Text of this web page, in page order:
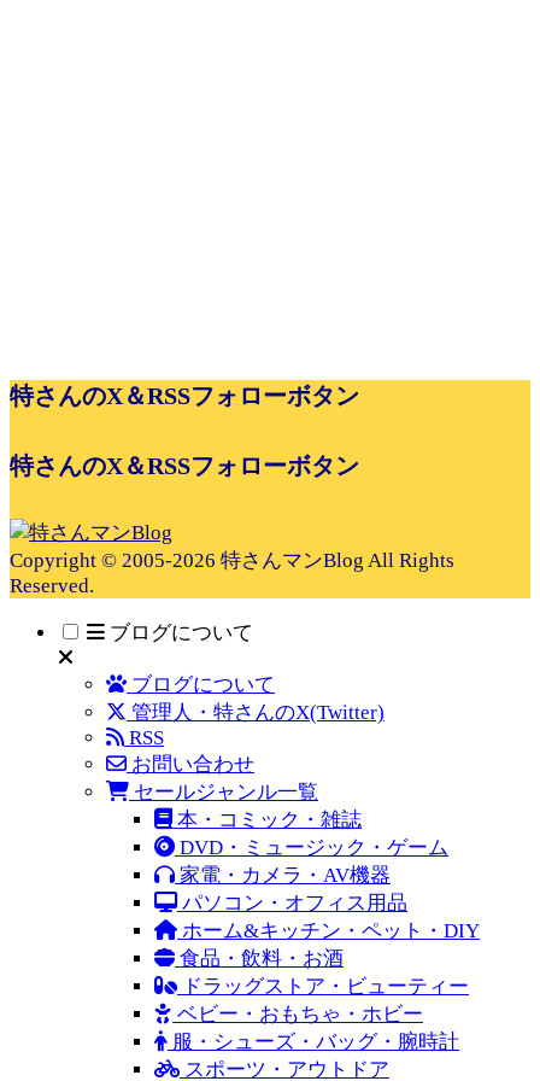
特さんのX＆RSSフォローボタン
特さんのX＆RSSフォローボタン
Copyright © 2005-2026 特さんマンBlog All Rights
Reserved.
ブログについて
ブログについて
管理人・特さんのX(Twitter)
RSS
お問い合わせ
セールジャンル一覧
本・コミック・雑誌
DVD・ミュージック・ゲーム
家電・カメラ・AV機器
パソコン・オフィス用品
ホーム&キッチン・ペット・DIY
食品・飲料・お酒
ドラッグストア・ビューティー
ベビー・おもちゃ・ホビー
服・シューズ・バッグ・腕時計
スポーツ・アウトドア